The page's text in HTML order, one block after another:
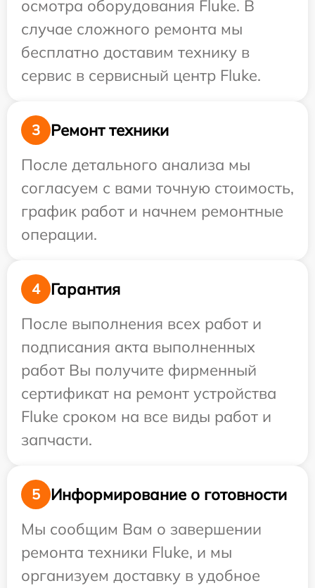
осмотра оборудования Fluke. В
случае сложного ремонта мы
бесплатно доставим технику в
сервис в сервисный центр Fluke.
3
Ремонт техники
После детального анализа мы
согласуем с вами точную стоимость,
график работ и начнем ремонтные
операции.
4
Гарантия
После выполнения всех работ и
подписания акта выполненных
работ Вы получите фирменный
сертификат на ремонт устройства
Fluke сроком на все виды работ и
запчасти.
5
Информирование о готовности
Мы сообщим Вам о завершении
ремонта техники Fluke, и мы
организуем доставку в удобное